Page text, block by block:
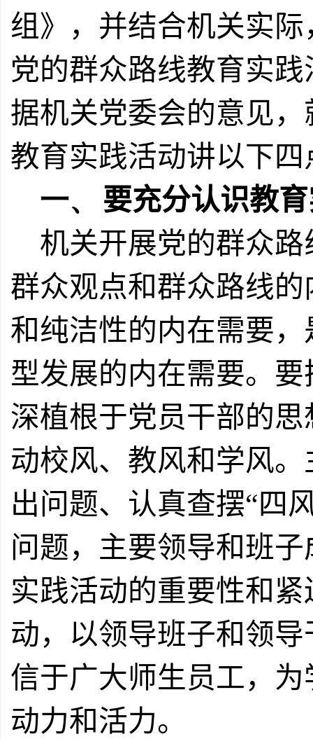
组》，并结合机关实际
党的群众路线教育实
据机关党委会的意见
教育实践活动讲以下四
一、
要充分认识教
机关开展党的群众
群众观点和群众路线
和纯洁性的内在需要
型发展的内在需要。
深植根于党员干部的
动校风、教风和学风
出问题、 认真查摆“四
问题， 主要领导和班
实践活动的重要性和
动，以领导班子和领
信于广大师生员工，
动力和活力。